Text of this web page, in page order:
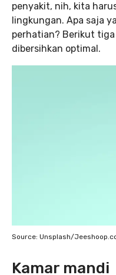
penyakit, nih, kita
lingkungan. Apa saja
perhatian? Berikut
dibersihkan optimal.
Source: Unsplash/
Kamar mandi